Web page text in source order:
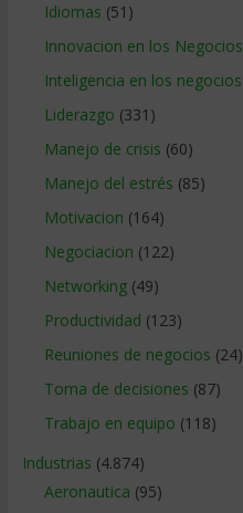
Idiomas (51)
Innovacion en los Negocios
Inteligencia en los negocios
Liderazgo (331)
Manejo de crisis (60)
Manejo del estrés (85)
Motivacion (164)
Negociacion (122)
Networking(49)
Productividad (123)
Reuniones de negocios (24)
Toma de decisiones (87)
Trabajo en equipo (118)
Industrias (4.874)
Aeronautica (95)